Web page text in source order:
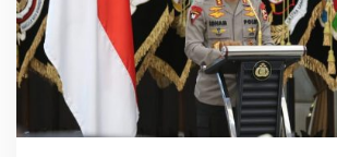
b
a
i
k
P
o
l